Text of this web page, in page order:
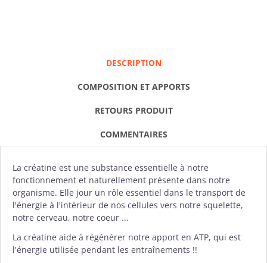
DESCRIPTION
COMPOSITION ET APPORTS
RETOURS PRODUIT
COMMENTAIRES
La créatine est une substance essentielle à notre
fonctionnement et naturellement présente dans notre
organisme. Elle jour un rôle essentiel dans le transport de
l'énergie à l'intérieur de nos cellules vers notre squelette,
notre cerveau, notre coeur ...
La créatine aide à régénérer notre apport en ATP, qui est
l'énergie utilisée pendant les entraînements !!